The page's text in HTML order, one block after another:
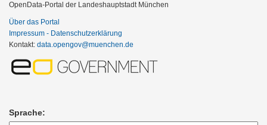
OpenData-Portal der Landeshauptstadt München
Über das Portal
Impressum - Datenschutzerklärung
Kontakt: data.opengov@muenchen.de
Sprache